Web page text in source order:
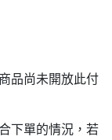
品尚未開放此付
下單的情況，若